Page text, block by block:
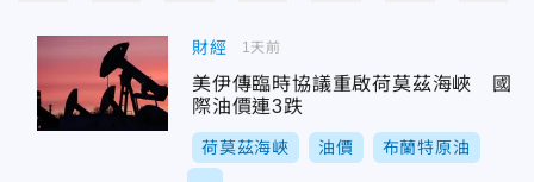
財經
美伊傳臨時協議重啟荷莫茲海峽 國
際油價連3跌
荷莫茲海峽 油價 布蘭特原油
1天前